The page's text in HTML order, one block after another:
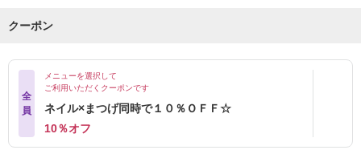
クーポン
全
員
メニューを選択して
ご利用いただくクーポンです
ネイル×まつげ同時で１０％ＯＦＦ☆
10％オフ